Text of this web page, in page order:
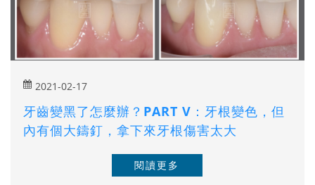
2021-02-17
牙齒變黑了怎麼辦？PART V：牙根變色，但
內有個大鑄釘，拿下來牙根傷害太大
閱讀更多